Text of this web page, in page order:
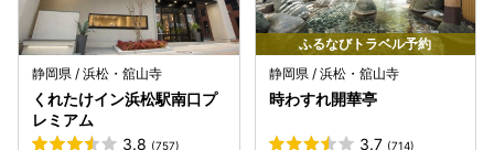
静岡県 / 浜松・舘山寺
くれたけイン浜松駅南口プ
レミアム
3.8 (757)
ふるなびトラベル予約
静岡県 / 浜松・舘山寺
時わすれ開華亭
3.7 (714)